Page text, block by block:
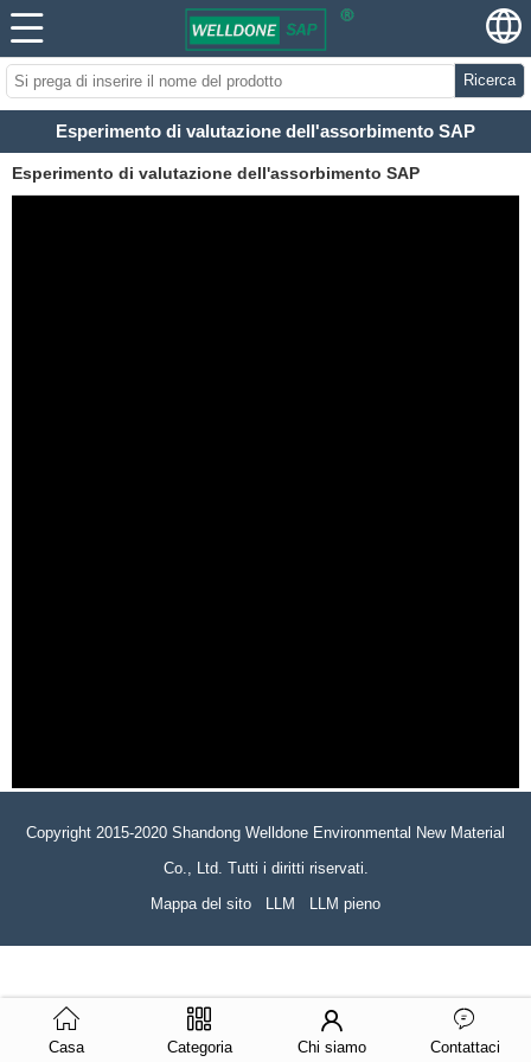
Ricerca
Esperimento di valutazione dell'assorbimento SAP
Esperimento di valutazione dell'assorbimento SAP
Copyright 2015-2020 Shandong Welldone Environmental New Material
Co., Ltd. Tutti i diritti riservati.
Mappa del sito
LLM LLM pieno
Casa Categoria Chi siamo Contattaci